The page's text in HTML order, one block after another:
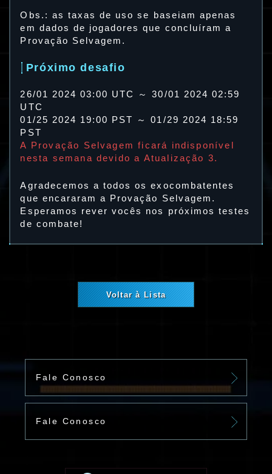
Obs.: as taxas de uso se baseiam apenas
em dados de jogadores que concluíram a
Provação Selvagem.
Próximo desafio
26/01 2024 03:00 UTC ～ 30/01 2024 02:59
UTC
01/25 2024 19:00 PST ～ 01/29 2024 18:59
PST
A Provação Selvagem ficará indisponível
nesta semana devido a Atualização 3.
Agradecemos a todos os exocombatentes
que encararam a Provação Selvagem.
Esperamos rever vocês nos próximos testes
de combate!
Voltar à Lista
Fale Conosco
Fale Conosco